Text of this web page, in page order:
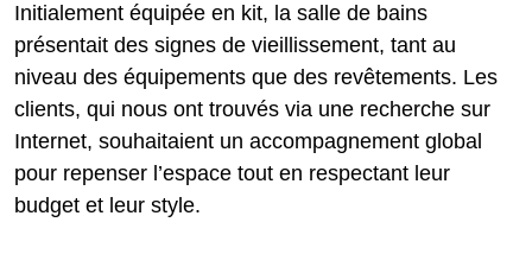
Initialement équipée en kit, la salle de bains
présentait des signes de vieillissement, tant au
niveau des équipements que des revêtements. Les
clients, qui nous ont trouvés via une recherche sur
Internet, souhaitaient un accompagnement global
pour repenser l’espace tout en respectant leur
budget et leur style.